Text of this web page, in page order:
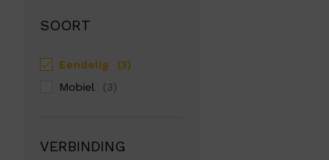
SOORT
Eendelig (3)
Mobiel (3)
VERBINDING